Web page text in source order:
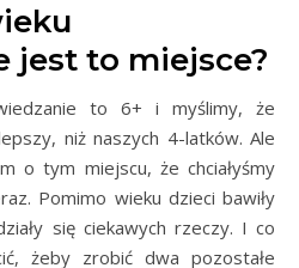
jest to miejsce?
to 6+ i myślimy, że
niż naszych 4-latków. Ale
o tym miejscu, że chciałyśmy
Pomimo wieku dzieci bawiły
się ciekawych rzeczy. I co
żeby zrobić dwa pozostałe